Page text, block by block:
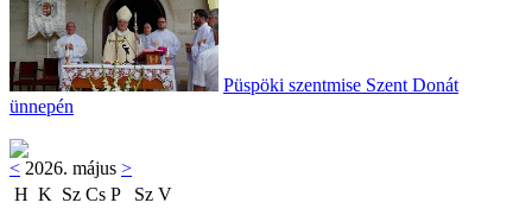
Püspöki szentmise Szent Donát
ünnepén
< 2026. május >
H K Sz Cs P Sz V